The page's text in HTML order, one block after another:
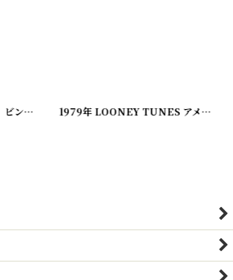
[20221220-18
素材向き 1960年 アメコミ ビンテージコミック [20240312-02] 1979年 LOONEY TUNES アメコミ ビンテージコミック